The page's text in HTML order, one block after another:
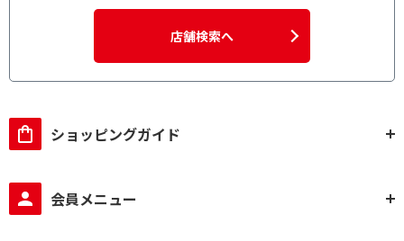
店舗検索へ
ショッピングガイド
会員メニュー